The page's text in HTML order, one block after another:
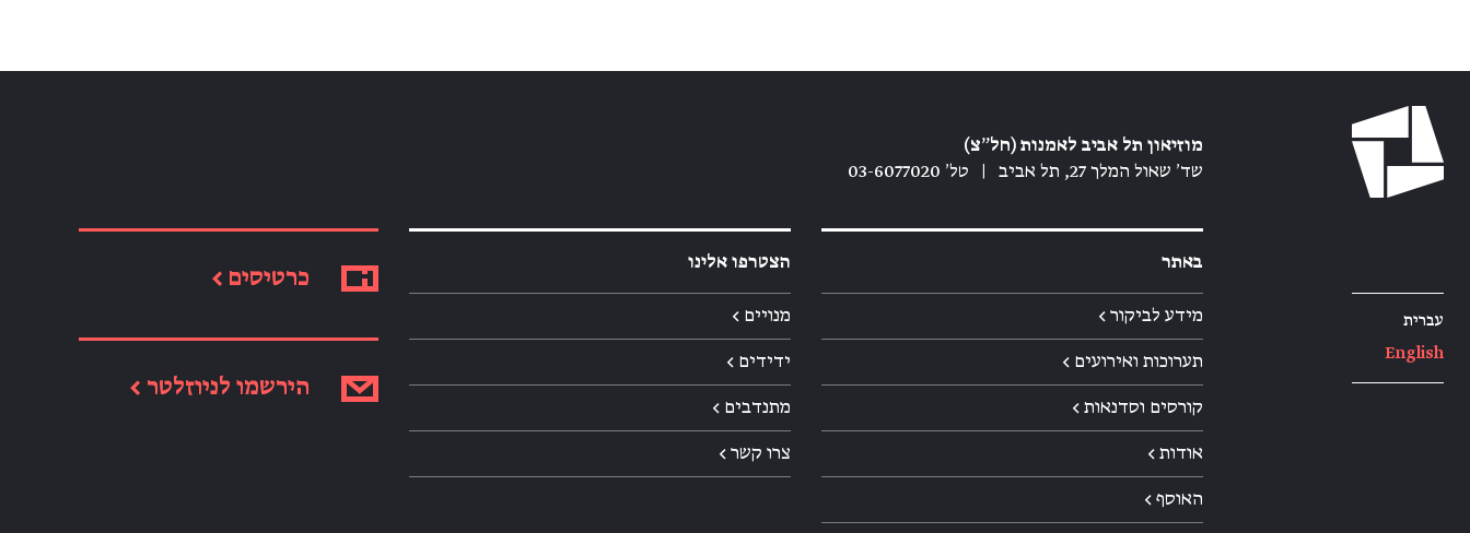
עברית
English
מוזיאון תל אביב לאמנות (חל״צ)
שד׳ שאול המלך 27, תל אביב
טל׳ 03-6077020
באתר
מידע לביקור ←
תערוכות ואירועים ←
קורסים וסדנאות ←
אודות ←
האוסף ←
הצטרפו אלינו
מנויים ←
ידידים ←
מתנדבים ←
צרו קשר ←
כרטיסים ←
הירשמו לניוזלטר ←